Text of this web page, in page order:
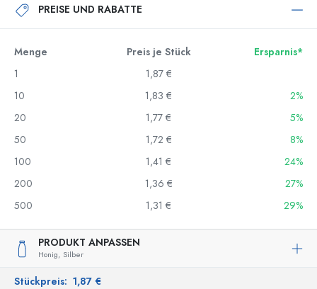
PREISE UND RABATTE
Menge Preis je Stück
Ersparnis*
1
1,87 €
10
1,83 €
2%
20
1,77 €
5%
50
1,72 €
8%
100
1,41 €
24%
200
1,36 €
27%
500
1,31 € 29%
PRODUKT ANPASSEN
Honig, Silber
Stückpreis: 1,87 €